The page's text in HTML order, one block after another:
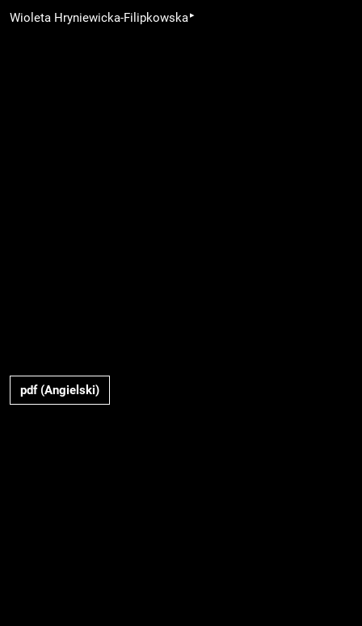
Wioleta Hryniewicka-Filipkowska▸
pdf (Angielski)